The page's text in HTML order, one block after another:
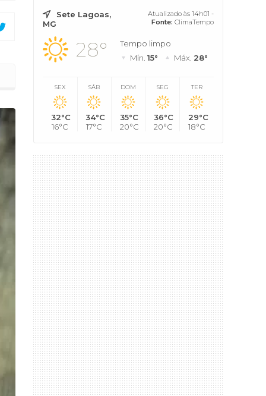
Sete Lagoas,
MG
Atualizado às 14h01 -
Fonte: ClimaTempo
28°
Tempo limpo
Mín. 15° Máx. 28°
SEX
32°C
16°C
SÁB
34°C
17°C
DOM
35°C
20°C
SEG
36°C
20°C
TER
29°C
18°C